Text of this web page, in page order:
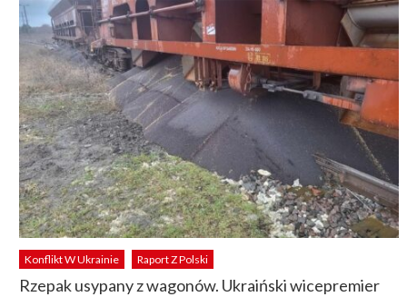
Konflikt W Ukrainie Raport Z Polski
Rzepak usypany z wagonów. Ukraiński wicepremier